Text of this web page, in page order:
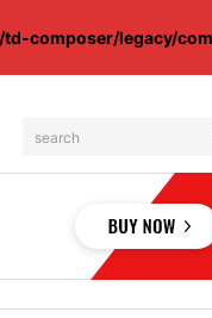
composer/legacy/
search